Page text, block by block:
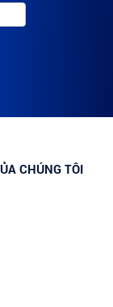
CHÚNG TÔI